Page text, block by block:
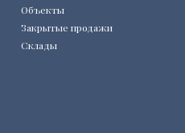
Объекты
Закрытые продажи
Склады